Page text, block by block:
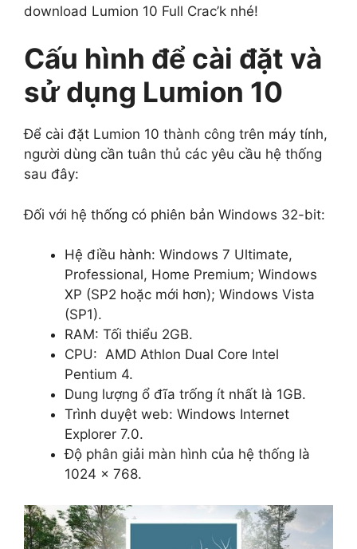
download Lumion 10 Full Crac’k nhé!
Cấu hình để cài đặt và
sử dụng Lumion 10
Để cài đặt Lumion 10 thành công trên máy tính,
người dùng cần tuân thủ các yêu cầu hệ thống
sau đây:
Đối với hệ thống có phiên bản Windows 32-bit:
Hệ điều hành: Windows 7 Ultimate,
Professional, Home Premium; Windows
XP (SP2 hoặc mới hơn); Windows Vista
(SP1).
RAM: Tối thiểu 2GB.
CPU: AMD Athlon Dual Core Intel
Pentium 4.
Dung lượng ổ đĩa trống ít nhất là 1GB.
Trình duyệt web: Windows Internet
Explorer 7.0.
Độ phân giải màn hình của hệ thống là
1024 x 768.